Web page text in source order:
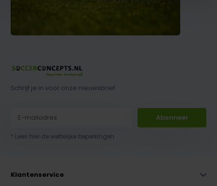
Schrijf je in voor onze nieuwsbrief
Abonneer
* Lees hier de wettelijke beperkingen
Klantenservice